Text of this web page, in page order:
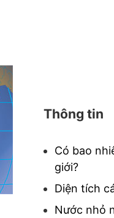
Thông tin
Có bao
giới?
Diện tích
Nước nhỏ